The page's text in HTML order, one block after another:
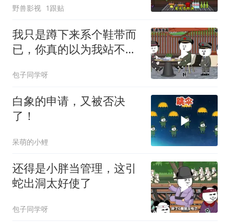
野兽影视 1跟贴
我只是蹲下来系个鞋带而
已，你真的以为我站不起
包子同学呀
白象的申请，又被否决
了！
呆萌的小鲤
还得是小胖当管理，这引
蛇出洞太好使了
包子同学呀